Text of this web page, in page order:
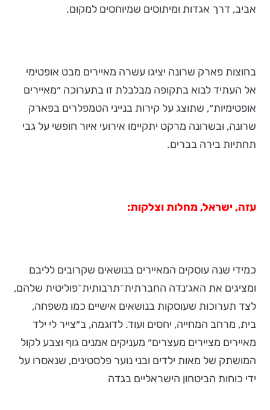
אביב, דרך אגדות ומיתוסים שמיוחסים למקום.
בחוצות פארק שרונה יציגו עשרה מאיירים מבט אופטימי
אל העתיד לבוא בתקופה מבלבלת זו בתערוכה ״מאיירים
אופטימיות״, שתוצג על קירות בנייני הטמפלרים בפארק
שרונה, ובשרונה מרקט יתקיימו אירועי איור חופשי על גבי
תחתיות בירה בברים.
עזה, ישראל, מחלות וצלקות:
כמידי שנה עוסקים המאיירים בנושאים שקרובים לליבם
ומציגים את האג׳נדה החברתית־תרבותית־פוליטית שלהם,
לצד תערוכות שעוסקות בנושאים אישיים כמו משפחה,
בית, מרחב המחייה, יחסים ועוד. לדוגמה, ב״צייר לי ילד
מאיירים מציירים מעצרים״ מעניקים אמנים גוף וצבע לקול
המושתק של מאות ילדים ובני נוער פלסטינים, שנאסרו על
ידי כוחות הביטחון הישראליים בגדה